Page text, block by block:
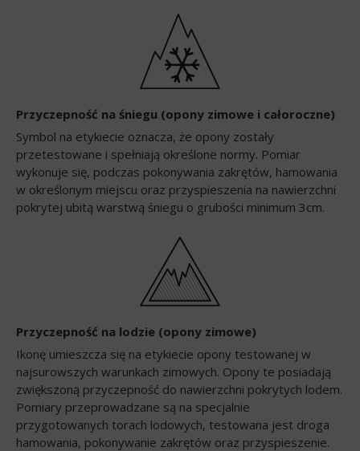
Przyczepność na śniegu (opony zimowe i całoroczne)
Symbol na etykiecie oznacza, że opony zostały
przetestowane i spełniają określone normy. Pomiar
wykonuje się, podczas pokonywania zakrętów, hamowania
w określonym miejscu oraz przyspieszenia na nawierzchni
pokrytej ubitą warstwą śniegu o grubości minimum 3cm.
Przyczepność na lodzie (opony zimowe)
Ikonę umieszcza się na etykiecie opony testowanej w
najsurowszych warunkach zimowych. Opony te posiadają
zwiększoną przyczepność do nawierzchni pokrytych lodem.
Pomiary przeprowadzane są na specjalnie
przygotowanych torach lodowych, testowana jest droga
hamowania, pokonywanie zakrętów oraz przyspieszenie.